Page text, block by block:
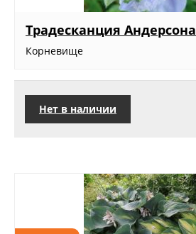
Традесканция Андерсона
Корневище
Нет в наличии